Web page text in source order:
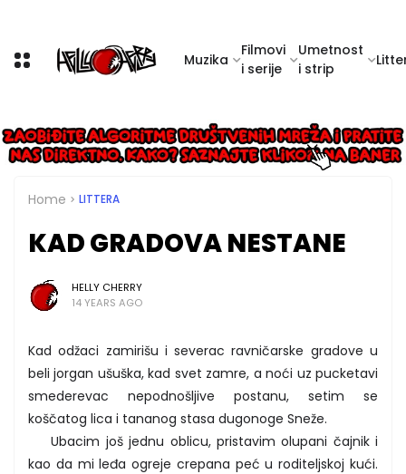
Muzika
Filmovi
i serije
Umetnost
i strip
Home LITTERA
KAD GRADOVA NESTANE
HELLY CHERRY
14 YEARS AGO
Kad odžaci zamirišu i severac ravničarske gradove u
beli jorgan ušuška, kad svet zamre, a noći uz pucketavi
smederevac nepodnošljive postanu, setim se
koščatog lica i tananog stasa dugonoge Sneže.
Ubacim još jednu oblicu, pristavim olupani čajnik i
kao da mi leđa ogreje crepana peć u roditeljskoj kući.